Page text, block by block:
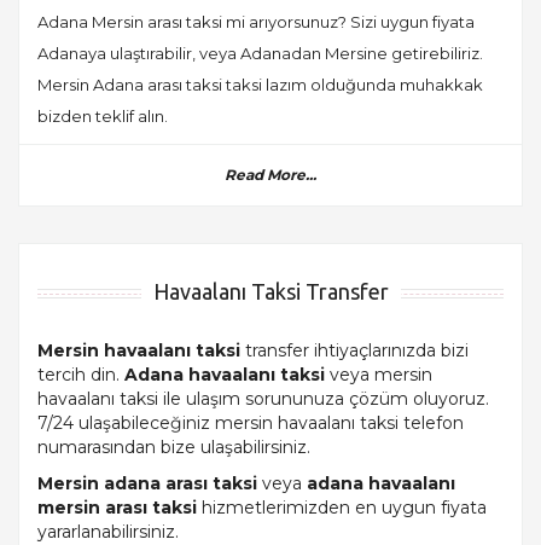
Adana Mersin arası taksi mi arıyorsunuz? Sizi uygun fiyata
Adanaya ulaştırabilir, veya Adanadan Mersine getirebiliriz.
Mersin Adana arası taksi taksi lazım olduğunda muhakkak
bizden teklif alın.
Read More...
Havaalanı Taksi Transfer
Mersin havaalanı taksi transfer ihtiyaçlarınızda bizi
tercih din. Adana havaalanı taksi veya mersin
havaalanı taksi ile ulaşım sorununuza çözüm oluyoruz.
7/24 ulaşabileceğiniz mersin havaalanı taksi telefon
numarasından bize ulaşabilirsiniz.
Mersin adana arası taksi veya adana havaalanı
mersin arası taksi hizmetlerimizden en uygun fiyata
yararlanabilirsiniz.